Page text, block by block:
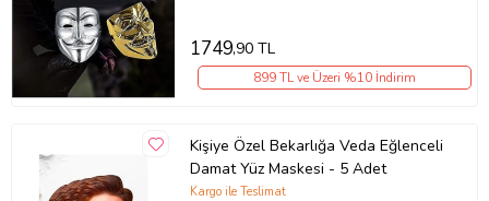
1749,90 TL
899 TL ve Üzeri %10 İndirim
Kişiye Özel Bekarlığa Veda Eğlenceli
Damat Yüz Maskesi - 5 Adet
Kargo ile Teslimat